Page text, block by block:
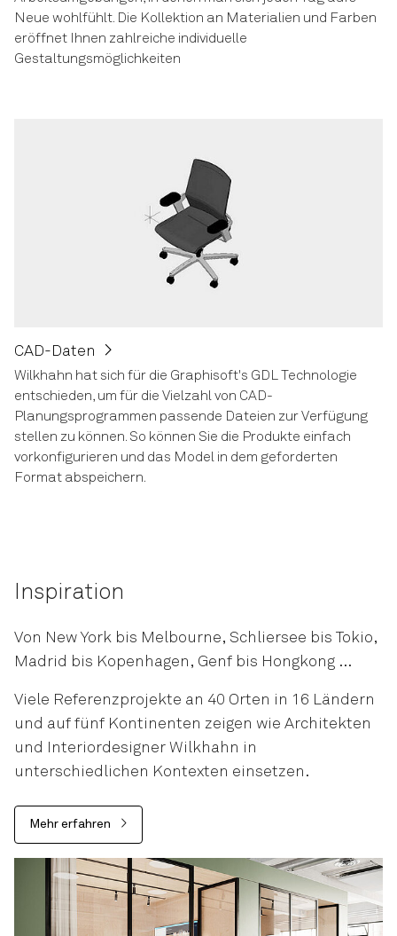
Neue wohlfühlt. Die Kollektion an Materialien und Farben
eröffnet Ihnen zahlreiche individuelle
Gestaltungsmöglichkeiten
CAD-Daten
Wilkhahn hat sich für die Graphisoft's GDL Technologie
entschieden, um für die Vielzahl von CAD-
Planungsprogrammen passende Dateien zur Verfügung
stellen zu können. So können Sie die Produkte einfach
vorkonfigurieren und das Model in dem geforderten
Format abspeichern.
Inspiration
Von New York bis Melbourne, Schliersee bis Tokio,
Madrid bis Kopenhagen, Genf bis Hongkong …
Viele Referenzprojekte an 40 Orten in 16 Ländern
und auf fünf Kontinenten zeigen wie Architekten
und Interiordesigner Wilkhahn in
unterschiedlichen Kontexten einsetzen.
Mehr erfahren